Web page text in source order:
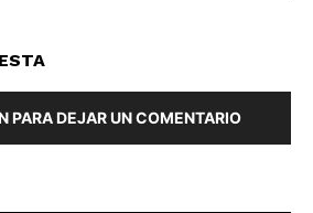
PARA DEJAR UN COMENTARIO